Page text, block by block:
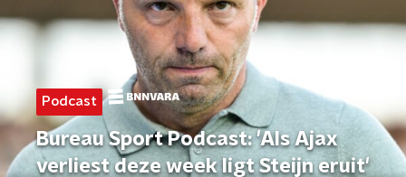
Podcast
Bureau Sport Podcast: 'Als Ajax
verliest deze week ligt Steijn eruit'